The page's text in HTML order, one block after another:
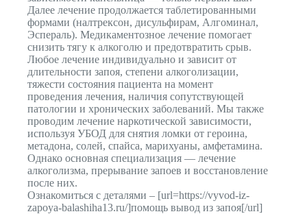
Далее лечение продолжается таблетированными
формами (налтрексон, дисульфирам, Алгоминал,
Эспераль). Медикаментозное лечение помогает
снизить тягу к алкоголю и предотвратить срыв.
Любое лечение индивидуально и зависит от
длительности запоя, степени алкоголизации,
тяжести состояния пациента на момент
проведения лечения, наличия сопутствующей
патологии и хронических заболеваний. Мы также
проводим лечение наркотической зависимости,
используя УБОД для снятия ломки от героина,
метадона, солей, спайса, марихуаны, амфетамина.
Однако основная специализация — лечение
алкоголизма, прерывание запоев и восстановление
после них.
Ознакомиться с деталями – [url=https://vyvod-iz-
zapoya-balashiha13.ru/]помощь вывод из запоя[/url]